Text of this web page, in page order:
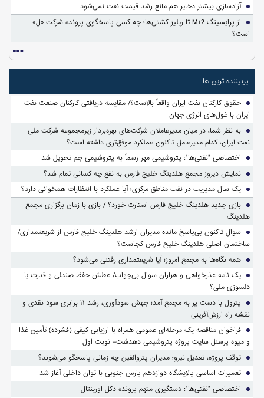
آزادسازی بیشتر ذخایر هم مانع رشد قیمت نفت نمی‌شود
از پرایسینگ M+2 تا ریلیز کشتی‌ها؛ چه کسی پاسخگوی پرونده شرکت «ل»
است؟
پربیننده ترین ها
حقوق کارکنان نفت ایران واقعاً بالاست؟/ مقایسه دریافتی کارکنان صنعت نفت
ایران با غول‌های انرژی جهان
به نظر شما، در میان مدیرعاملان شرکت‌های بهره‌بردار زیرمجموعه شرکت ملی
نفت ایران، کدام مدیرعامل تاکنون عملکرد موفق‌تری داشته است؟
اختصاصی "نفتی‌ها": پتروشیمی مهر رسماً به پتروشیمی جم تحویل شد
نمایش دیروز مجمع هلدینگ خلیج فارس به نفع چه کسانی تمام شد؟
یک سال مدیریت در نفت مناطق مرکزی؛ آیا عملکرد با انتظارات همخوانی دارد؟
بازی جدید هلدینگ خلیج فارس استارت خورد؟ / بازی با زمان برگزاری مجمع
هلدینگ
سوالِ تاکنون بی‌پاسخ مانده مدیران ارشد هلدینگ خلیج فارس از شریعتمداری/
ساختمان اصلی هلدینگ خلیج فارس کجاست؟
همه نگاه‌ها به مجمع امروز؛ آیا شریعتمداری رفتنی می‌شود؟
یک نامه عذرخواهی و هزاران سوال بی‌جواب/ عطش حفظ صندلی و قدرت یا
دلسوزی ملی؟
پترول با دست پر به مجمع آمد؛ جهش سودآوری، رشد ۱۱ برابری سود نقدی و
نقشه راه ارزش‌آفرینی
فراخوان مناقصه یک مرحله‌ای عمومی همراه با ارزیابی کیفی (فشرده) تأمین غذا
و میوه پرسنل سایت پروژه پتروشیمی دهدشت– نوبت اول
توقف پروژه، تعدیل نیرو؛ مدیران پتروالفین چه زمانی پاسخگو می‌شوند؟
تعمیرات اساسی پالایشگاه دوازدهم پارس جنوبی با توان داخلی آغاز شد
اختصاصی "نفتی‌ها": دستگیری متهم پرونده دکل اورینتال